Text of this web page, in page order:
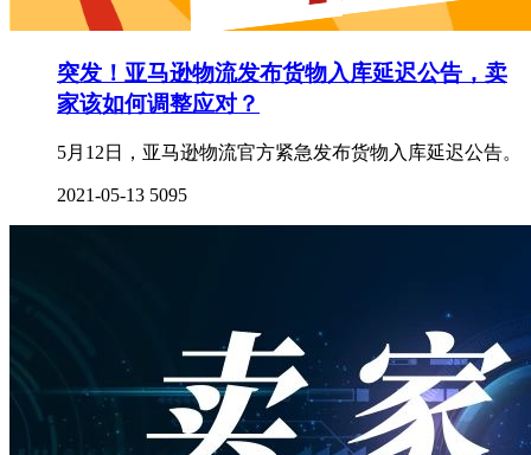
突发！亚马逊物流发布货物入库延迟公告，卖
家该如何调整应对？
5月12日，亚马逊物流官方紧急发布货物入库延迟公告。
2021-05-13 5095